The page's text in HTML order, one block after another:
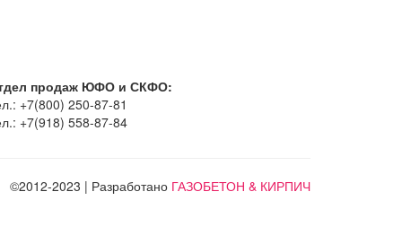
продаж ЮФО и СКФО:
+7(800) 250-87-81
+7(918) 558-87-84
©2012-2023 | Разработано ГАЗОБЕТОН & КИРПИЧ